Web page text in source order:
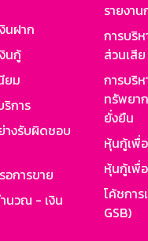
นฝาก
นกู้
ยม
ริการ
างรับผิดชอบ
การขาย
นวณ - เงิน
รายงา
การบริ
ส่วนเสีย
การบริ
ทรัพยา
ยั่งยืน
หุ้นกู้เพื่
หุ้นกู้เพื่
โค้ชกา
GSB)